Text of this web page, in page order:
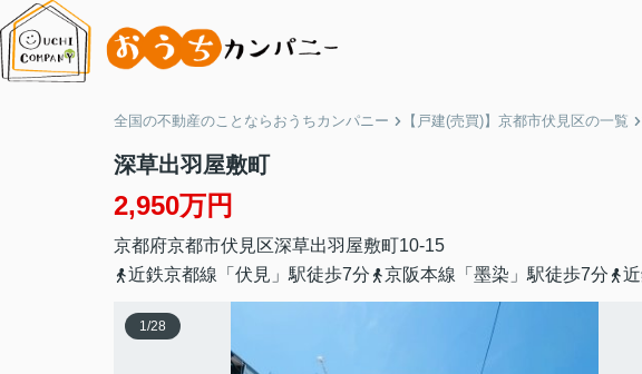
全国の不動産のことならおうちカンパニー 【戸建(売買)】京都市伏見区の一覧
深草出羽屋敷町
2,950万円
京都府京都市伏見区深草出羽屋敷町10-15
近鉄京都線「伏見」駅徒歩7分
京阪本線「墨染」駅徒歩7分
1/28